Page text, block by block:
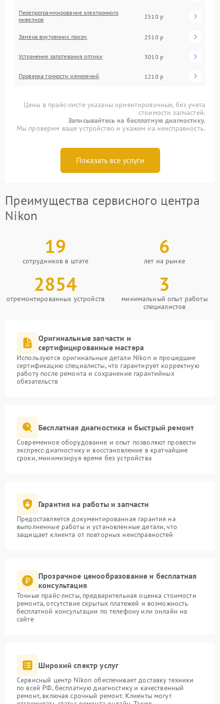
Перепрограммирование электронного
нивелира
2510 р
Замена внутренних призм 2510 р
Устранение запотевания оптики 3010 р
Проверка точности измерений 1210 р
Цены в прайс-листе указаны ориентировочные, без учета
стоимости запчастей.
Записывайтесь на бесплатную диагностику.
Мы проверим ваше устройство и укажем на неисправность.
Показать все услуги
Преимущества сервисного центра
Nikon
19
сотрудников в штате
6
лет на рынке
2854
отремонтированных устройств
3
минимальный опыт работы
специалистов
Оригинальные запчасти и
сертифицированные мастера
Используются оригинальные детали Nikon и прошедшие
сертификацию специалисты, что гарантирует корректную
работу после ремонта и сохранение гарантийных
обязательств
Бесплатная диагностика и быстрый ремонт
Современное оборудование и опыт позволяют провести
экспресс-диагностику и восстановление в кратчайшие
сроки, минимизируя время без устройства
Гарантия на работы и запчасти
Предоставляется документированная гарантия на
выполненные работы и установленные детали, что
защищает клиента от повторных неисправностей
Прозрачное ценообразование и бесплатная
консультация
Точные прайс-листы, предварительная оценка стоимости
ремонта, отсутствие скрытых платежей и возможность
бесплатной консультации по телефону или онлайн на
сайте
Широкий спектр услуг
Сервисный центр Nikon обеспечивает доставку техники
по всей РФ, бесплатную диагностику и качественный
ремонт, включая срочный ремонт. Клиенты могут